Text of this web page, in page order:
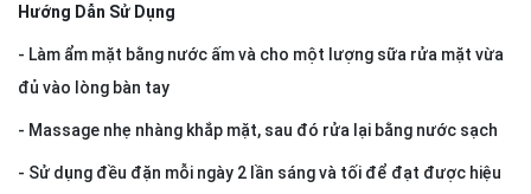
Hướng Dẫn Sử Dụng
- Làm ẩm mặt bằng nước ấm và cho một lượng sữa rửa mặt vừa
đủ vào lòng bàn tay
- Massage nhẹ nhàng khắp mặt, sau đó rửa lại bằng nước sạch
- Sử dụng đều đặn mỗi ngày 2 lần sáng và tối để đạt được hiệu